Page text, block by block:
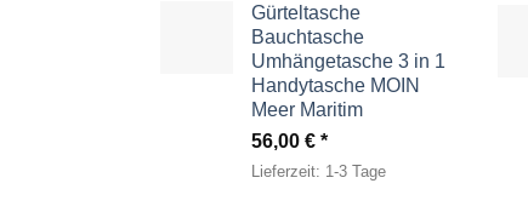
Gürteltasche
Bauchtasche
Umhängetasche 3 in 1
Handytasche MOIN
Meer Maritim
56,00 €
Lieferzeit: 1-3 Tage